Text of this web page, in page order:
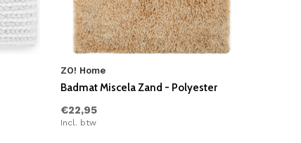
ZO! Home
Badmat Miscela Zand - Polyester
€22,95
Incl. btw